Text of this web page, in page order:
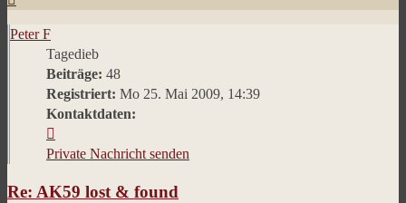
Peter F
Tagedieb
Beiträge: 48
Registriert: Mo 25. Mai 2009, 14:39
Kontaktdaten:
von
F
Private Nachricht senden
Re: AK59 lost & found